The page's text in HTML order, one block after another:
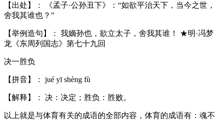
【出处】： 《孟子·公孙丑下》：“如欲平治天下，当今之世，
舍我其谁也？”
【举例造句】： 我嫡孙也，欲立太子，舍我其谁！ ★明·冯梦
龙《东周列国志》第七十九回
决一胜负
【拼音】： jué yī shèng fù
【解释】： 决：决定；胜负：胜败。
以上就是与体育有关的成语的全部内容，体育的成语有：魂不